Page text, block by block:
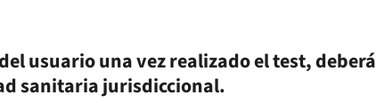
usuario una vez realizado el test, deberá
sanitaria jurisdiccional.